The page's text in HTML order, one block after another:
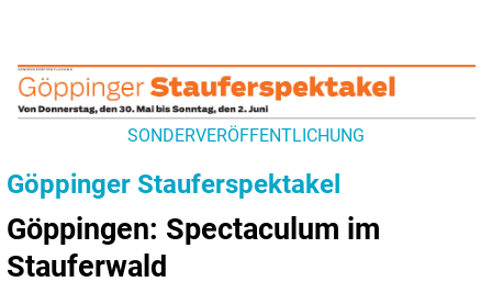
SONDERVERÖFFENTLICHUNG
Göppinger Stauferspektakel
Göppingen: Spectaculum im
Stauferwald